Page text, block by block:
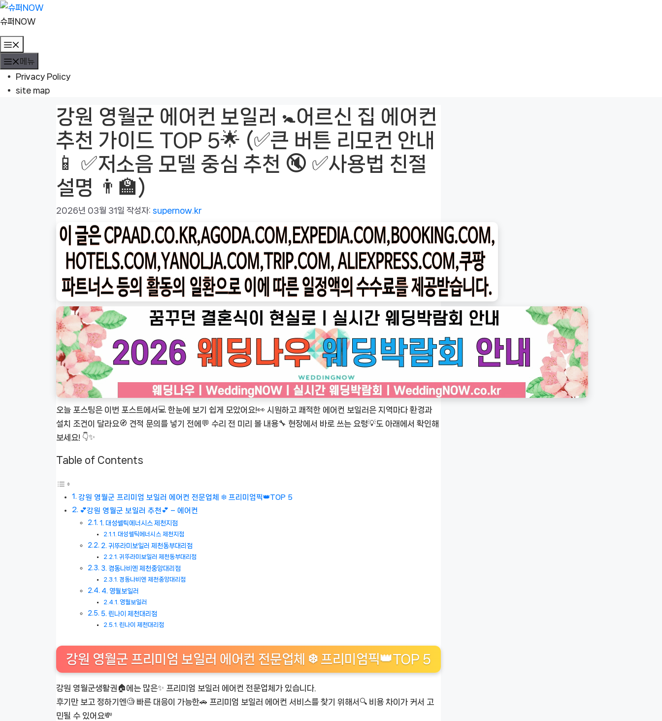
컨
텐
츠
로
건
슈퍼NOW
뉴
메뉴
Privacy Policy
site map
강원 영월군 에어컨 보일러 🚼어르신 집 에어컨
추천 가이드 TOP 5🌟 (✅큰 버튼 리모컨 안내
📱 ✅저소음 모델 중심 추천 🔇 ✅사용법 친절
설명 👨‍🏫)
2026년 03월 31일 작성자: supernow.kr
오늘 포스팅은 이번 포스트에서💻 한눈에 보기 쉽게 모았어요!👀 시원하고 쾌적한 에어컨 보일러은 지역마다 환경과
설치 조건이 달라요🧭 견적 문의를 넣기 전에💬 수리 전 미리 볼 내용🔧 현장에서 바로 쓰는 요령💡도 아래에서 확인해
보세요! 👇✨
Table of Contents
강원 영월군 프리미엄 보일러 에어컨 전문업체 ❄️ 프리미엄픽👑TOP 5
💕강원 영월군 보일러 추천💕 – 에어컨
1. 대성쎌틱에너시스 제천지점
대성쎌틱에너시스 제천지점
2. 귀뚜라미보일러 제천동부대리점
귀뚜라미보일러 제천동부대리점
3. 경동나비엔 제천중앙대리점
경동나비엔 제천중앙대리점
4. 영월보일러
영월보일러
5. 린나이 제천대리점
린나이 제천대리점
강원 영월군 프리미엄 보일러 에어컨 전문업체 ❄️ 프리미엄픽👑TOP 5
강원 영월군생활권🏠에는 많은✨ 프리미엄 보일러 에어컨 전문업체가 있습니다.
후기만 보고 정하기엔🧐 빠른 대응이 가능한🚗 프리미엄 보일러 에어컨 서비스를 찾기 위해서🔍 비용 차이가 커서 고
민될 수 있어요💸